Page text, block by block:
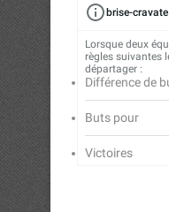
brise-
Lorsque deux
règles suivantes
départager :
Différence de
Buts pour
Victoires